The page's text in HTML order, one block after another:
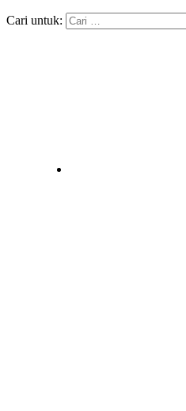
Cari untuk: